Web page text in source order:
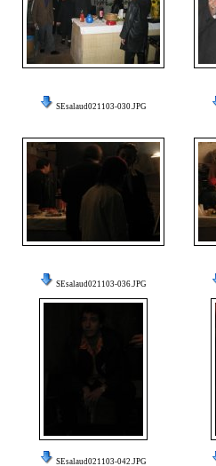
SEsalaud021103-030.JPG
SEsalaud021103-036.JPG
SEsalaud021103-042.JPG